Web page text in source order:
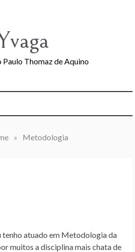
Paulo Thomaz de Aquino
» Metodologia
tenho atuado em Metodologia da
muitos a disciplina mais chata de